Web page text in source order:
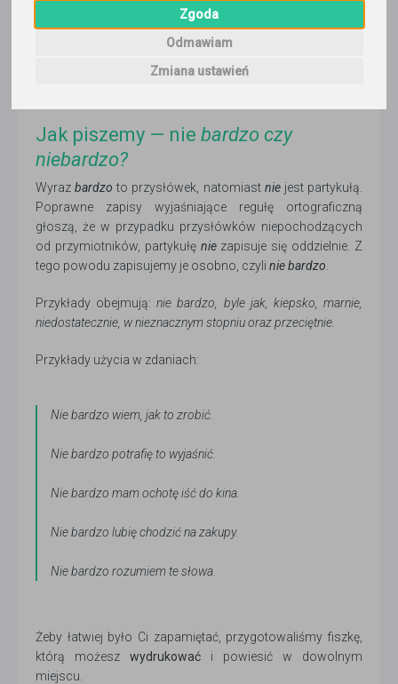
Zgoda
Odmawiam
Zmiana ustawień
jedyni. Poniżej wyjaśnienie.
Jak piszemy — nie bardzo czy
niebardzo?
Wyraz bardzo to przysłówek, natomiast nie jest partykułą.
Poprawne zapisy wyjaśniające regułę ortograficzną
głoszą, że w przypadku przysłówków niepochodzących
od przymiotników, partykułę niezapisuje się oddzielnie. Z
tego powodu zapisujemy je osobno, czyli nie bardzo
Przykłady obejmują:nie bardzo, byle jak, kiepsko, marnie,
niedostatecznie, w nieznacznym stopniu oraz przeciętnie.
Przykłady użycia w zdaniach:
Nie bardzo wiem, jak to zrobić.
Nie bardzo potrafię to wyjaśnić.
Nie bardzo mam ochotę iść do kina.
Nie bardzo lubię chodzić na zakupy.
Nie bardzo rozumiem te słowa.
Żeby łatwiej było Ci zapamiętać, przygotowaliśmy fiszkę,
którą możesz wydrukować i powiesić w dowolnym
miejscu.